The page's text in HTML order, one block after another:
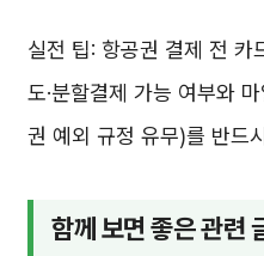
실전 팁: 항공권 결제 전 카
도·분할결제 가능 여부와
권 예외 규정 유무)를 반드
함께 보면 좋은 관련